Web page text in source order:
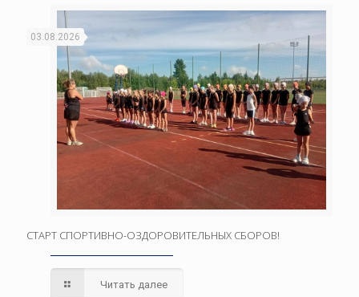
03.08.2026
СТАРТ СПОРТИВНО-ОЗДОРОВИТЕЛЬНЫХ СБОРОВ!
Читать далее